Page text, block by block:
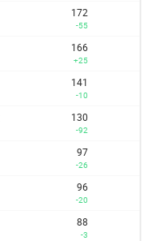
172
-55
166
+25
141
-10
130
-92
97
-26
96
-20
88
-3